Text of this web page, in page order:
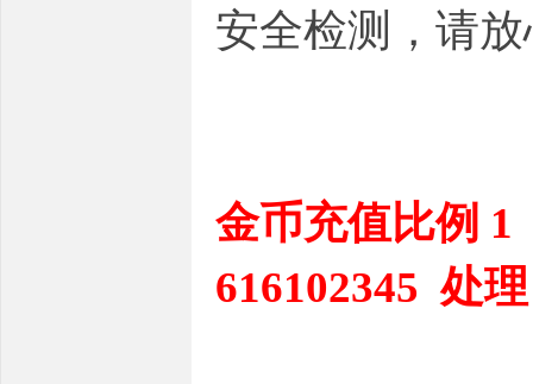
安全检测，请
金币充值比例
616102345 处理